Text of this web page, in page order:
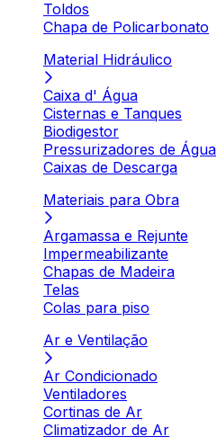
Toldos
Chapa de Policarbonato
Material Hidráulico
Caixa d' Água
Cisternas e Tanques
Biodigestor
Pressurizadores de Água
Caixas de Descarga
Materiais para Obra
Argamassa e Rejunte
Impermeabilizante
Chapas de Madeira
Telas
Colas para piso
Ar e Ventilação
Ar Condicionado
Ventiladores
Cortinas de Ar
Climatizador de Ar